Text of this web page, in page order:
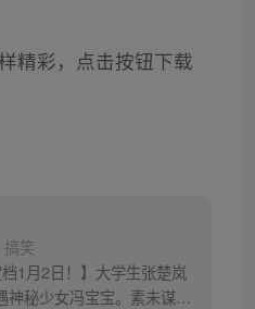
精彩，点击按钮下载
搞笑
档1月2日！】大学生张楚岚
神秘少女冯宝宝。素未谋面